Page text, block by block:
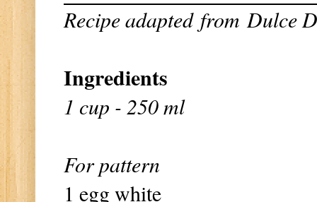
Recipe adapted fromDulce
Ingredients
1 cup - 250 ml
For pattern
1 egg white